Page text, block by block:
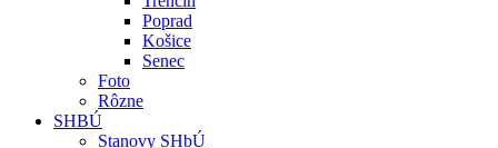
Poprad
Košice
Senec
Foto
Rôzne
SHBÚ
Stanovy SHbÚ